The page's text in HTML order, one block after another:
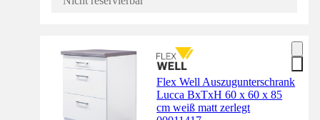
Flex Well Auszugunterschrank
Lucca BxTxH 60 x 60 x 85
cm weiß matt zerlegt